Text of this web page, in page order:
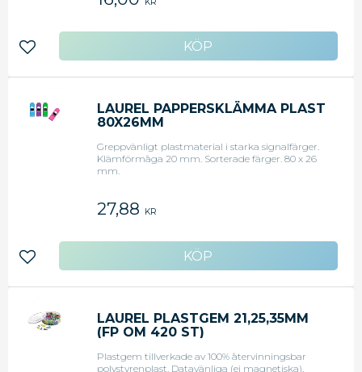
Lägg till i favoriter
LAUREL PAPPERSKLÄMMA PLAST
80X26MM
Greppvänligt plastmaterial i starka signalfärger.
Klämförmåga 20 mm. Sorterade färger. 80 x 26
mm.
27,88 KR
Lägg till i favoriter
LAUREL PLASTGEM 21,25,35MM
(FP OM 420 ST)
Plastgem tillverkade av 100% återvinningsbar
polystyrenplast. Datavänliga (ej magnetiska).